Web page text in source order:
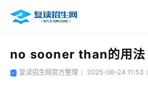
no sooner than的用法
复读招生网官方整理 2025-08-24 11:53